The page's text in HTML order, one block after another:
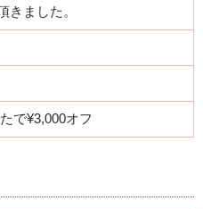
きました。
で¥3,000オフ